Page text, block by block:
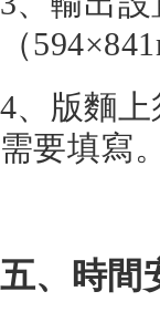
（
4、版麵
需要填寫。
五、時間